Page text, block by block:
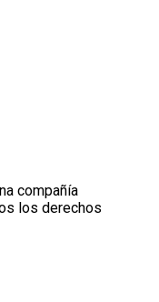
compañía
los derechos